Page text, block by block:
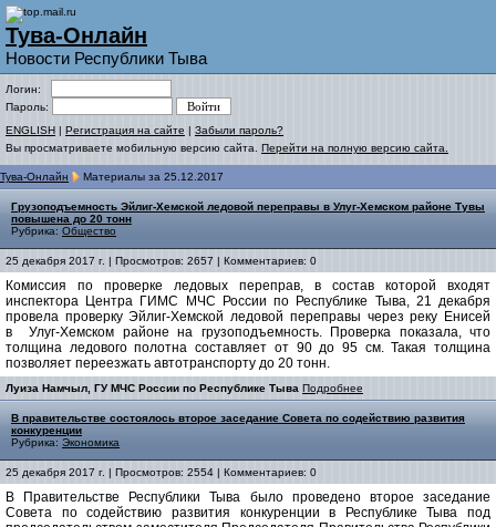
Тува-Онлайн
Новости Республики Тыва
Логин:
Пароль:
ENGLISH | Регистрация на сайте | Забыли пароль?
Вы просматриваете мобильную версию сайта. Перейти на полную версию сайта.
Тува-Онлайн Материалы за 25.12.2017
Грузоподъемность Эйлиг-Хемской ледовой переправы в Улуг-Хемском районе Тувы
повышена до 20 тонн
Рубрика: Общество
25 декабря 2017 г. | Просмотров: 2657 | Комментариев: 0
Комиссия по проверке ледовых переправ, в состав которой входят
инспектора Центра ГИМС МЧС России по Республике Тыва, 21 декабря
провела проверку Эйлиг-Хемской ледовой переправы через реку Енисей
в Улуг-Хемском районе на грузоподъемность. Проверка показала, что
толщина ледового полотна составляет от 90 до 95 см. Такая толщина
позволяет переезжать автотранспорту до 20 тонн.
Луиза Намчыл, ГУ МЧС России по Республике Тыва Подробнее
В правительстве состоялось второе заседание Совета по содействию развития
конкуренции
Рубрика: Экономика
25 декабря 2017 г. | Просмотров: 2554 | Комментариев: 0
В Правительстве Республики Тыва было проведено второе заседание
Совета по содействию развития конкуренции в Республике Тыва под